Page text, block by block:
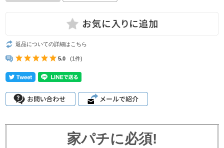
返品についての詳細はこちら
5.0 (1件)
家パチに必須!